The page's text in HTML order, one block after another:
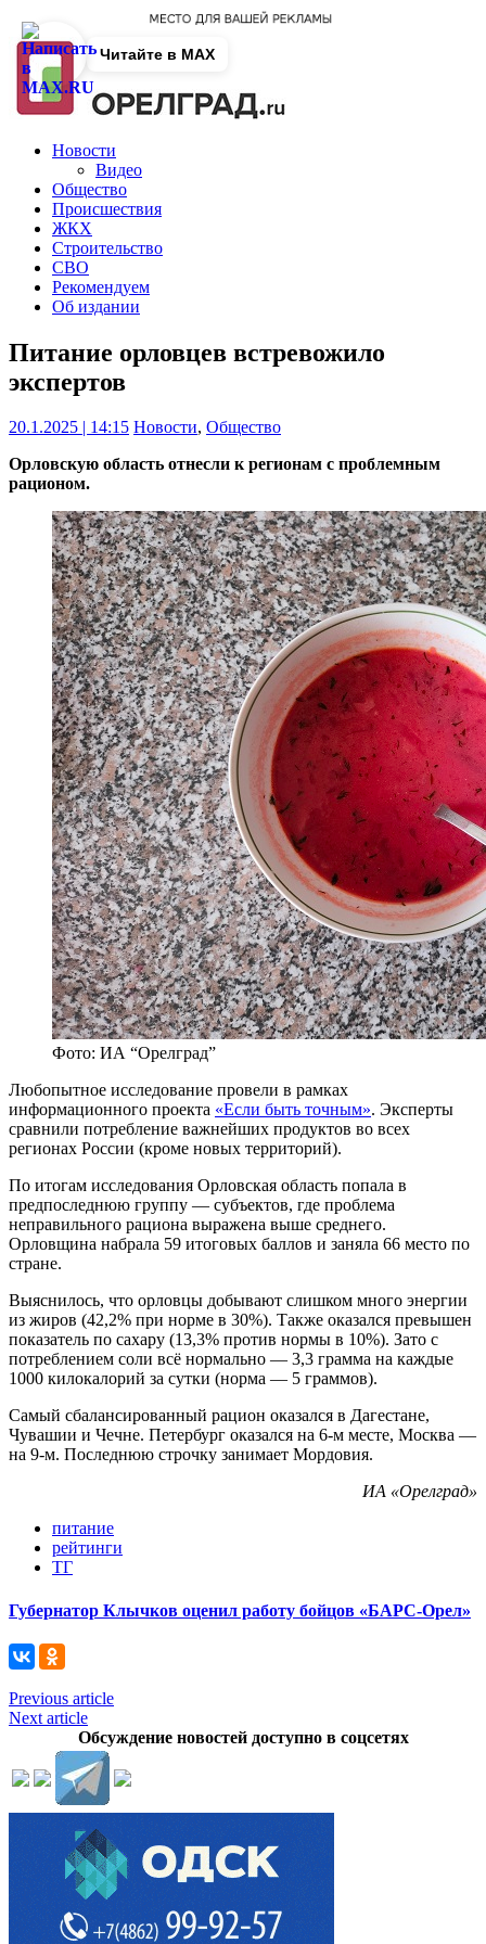
Новости
Видео
Общество
Происшествия
ЖКХ
Строительство
СВО
Рекомендуем
Об издании
Питание орловцев встревожило
экспертов
20.1.2025 | 14:15 Новости, Общество
Орловскую область отнесли к регионам с проблемным
рационом.
Фото: ИА “Орелград”
Любопытное исследование провели в рамках
информационного проекта «Если быть точным». Эксперты
сравнили потребление важнейших продуктов во всех
регионах России (кроме новых территорий).
По итогам исследования Орловская область попала в
предпоследнюю группу — субъектов, где проблема
неправильного рациона выражена выше среднего.
Орловщина набрала 59 итоговых баллов и заняла 66 место по
стране.
Выяснилось, что орловцы добывают слишком много энергии
из жиров (42,2% при норме в 30%). Также оказался превышен
показатель по сахару (13,3% против нормы в 10%). Зато с
потреблением соли всё нормально — 3,3 грамма на каждые
1000 килокалорий за сутки (норма — 5 граммов).
Самый сбалансированный рацион оказался в Дагестане,
Чувашии и Чечне. Петербург оказался на 6-м месте, Москва —
на 9-м. Последнюю строчку занимает Мордовия.
ИА «Орелград»
питание
рейтинги
ТГ
Губернатор Клычков оценил работу бойцов «БАРС-Орел»
Previous article
Next article
Обсуждение новостей доступно в соцсетях
Читайте в MAX